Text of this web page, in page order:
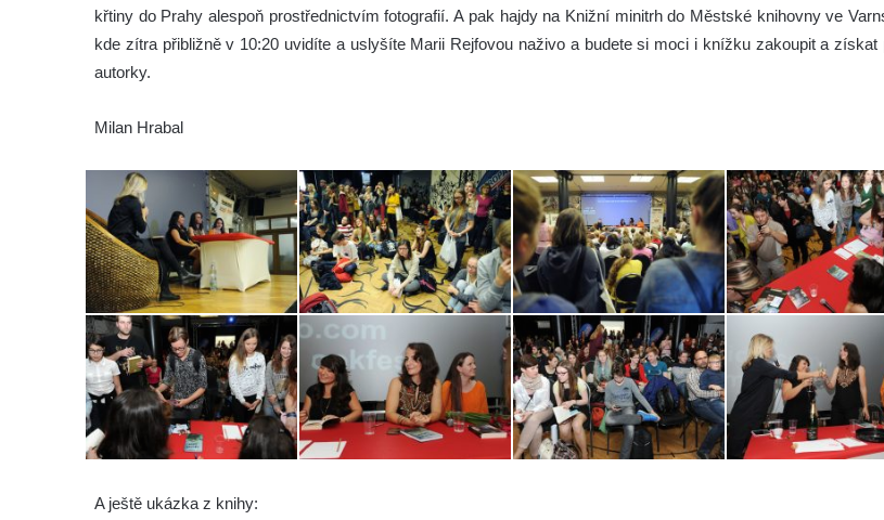
křtiny do Prahy alespoň prostřednictvím fotografií. A pak hajdy na Knižní minitrh do Městské knihovny ve
kde zítra přibližně v 10:20 uvidíte a uslyšíte Marii Rejfovou naživo a budete si moci i knížku zakoupit a získat
autorky.
Milan Hrabal
A ještě ukázka z knihy: